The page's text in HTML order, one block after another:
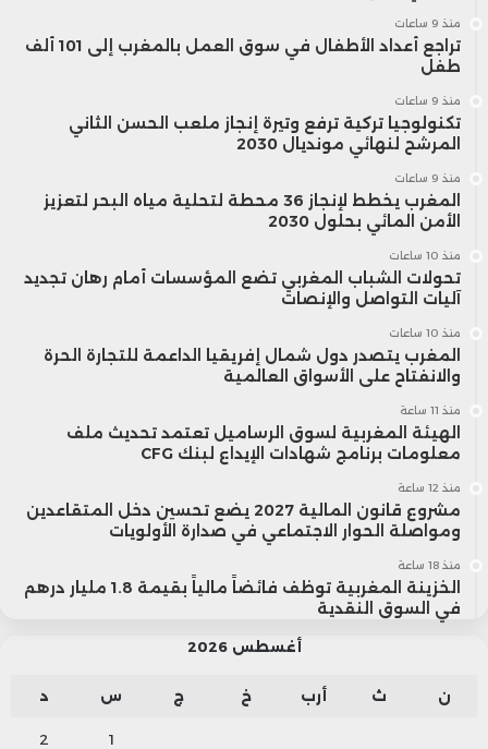
ألمانيا من حيث حجم الاقتصاد بالدولار، يرجع
إلى حد كبير إلى ضعف الين، ومسار الشيخوخة،
وتقلص عدد السكان. ومع ذلك، فإن الاقتصاد
الألماني لا يقدم نموذجاً على قوة الاقتصاد.
يتوقع صندوق النقد الدولي أن تتفوق الهند
على كلا الاقتصادين، الياباني والألماني، في
السنوات الثلاث المقبلة. وفي الوقت الذي
تتباهى فيه كل من اليابان وألمانيا بمستويات
دخل للفرد أعلى كثيراً من نظيرتهما في الهند،
السوق المحلية.
منذ 9 ساعات
تراجع أعداد الأطفال في سوق العمل بالمغرب إلى 101 ألف
طفل
منذ 9 ساعات
تكنولوجيا تركية ترفع وتيرة إنجاز ملعب الحسن الثاني
المرشح لنهائي مونديال 2030
منذ 9 ساعات
المغرب يخطط لإنجاز 36 محطة لتحلية مياه البحر لتعزيز
الأمن المائي بحلول 2030
منذ 10 ساعات
تحولات الشباب المغربي تضع المؤسسات أمام رهان تجديد
آليات التواصل والإنصات
منذ 10 ساعات
المغرب يتصدر دول شمال إفريقيا الداعمة للتجارة الحرة
والانفتاح على الأسواق العالمية
منذ 11 ساعة
الهيئة المغربية لسوق الرساميل تعتمد تحديث ملف
معلومات برنامج شهادات الإيداع لبنك CFG
منذ 12 ساعة
مشروع قانون المالية 2027 يضع تحسين دخل المتقاعدين
ومواصلة الحوار الاجتماعي في صدارة الأولويات
منذ 18 ساعة
الخزينة المغربية توظف فائضاً مالياً بقيمة 1.8 مليار درهم
في السوق النقدية
أغسطس 2026
ن ث أرب خ ج س د
1
2